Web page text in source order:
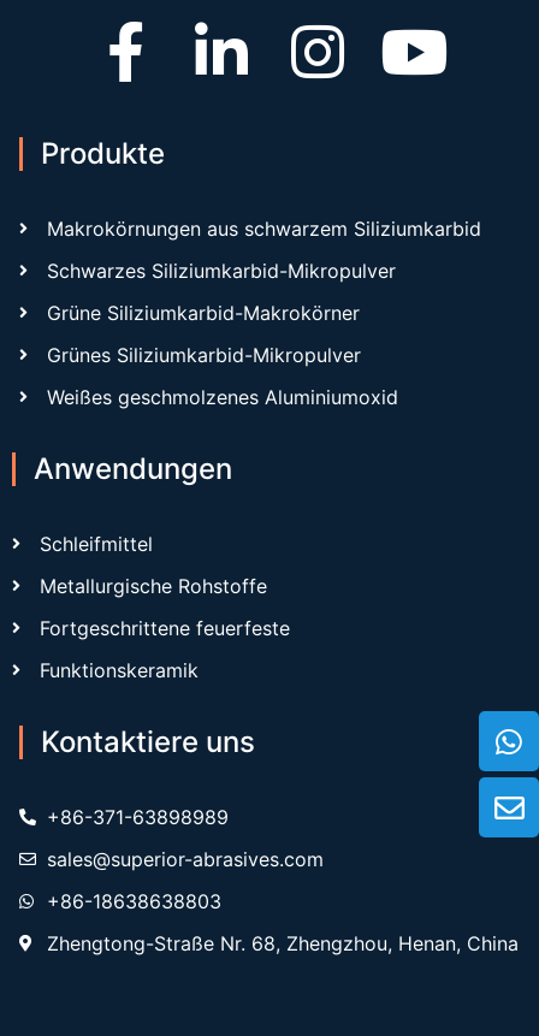
Produkte
Makrokörnungen aus schwarzem Siliziumkarbid
Schwarzes Siliziumkarbid-Mikropulver
Grüne Siliziumkarbid-Makrokörner
Grünes Siliziumkarbid-Mikropulver
Weißes geschmolzenes Aluminiumoxid
Anwendungen
Schleifmittel
Metallurgische Rohstoffe
Fortgeschrittene feuerfeste
Funktionskeramik
Kontaktiere uns
+86-371-63898989
sales@superior-abrasives.com
+86-18638638803
Zhengtong-Straße Nr. 68, Zhengzhou, Henan, China